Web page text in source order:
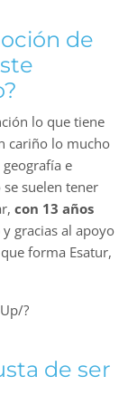
de
lo que tiene
cariño lo mucho
e
suelen tener
con 13 años
y gracias al apoyo
forma Esatur,
?
de ser